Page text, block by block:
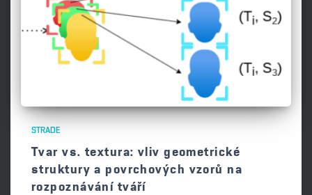
STRADE
Tvar vs. textura: vliv geometrické
struktury a povrchových vzorů na
rozpoznávání tváří